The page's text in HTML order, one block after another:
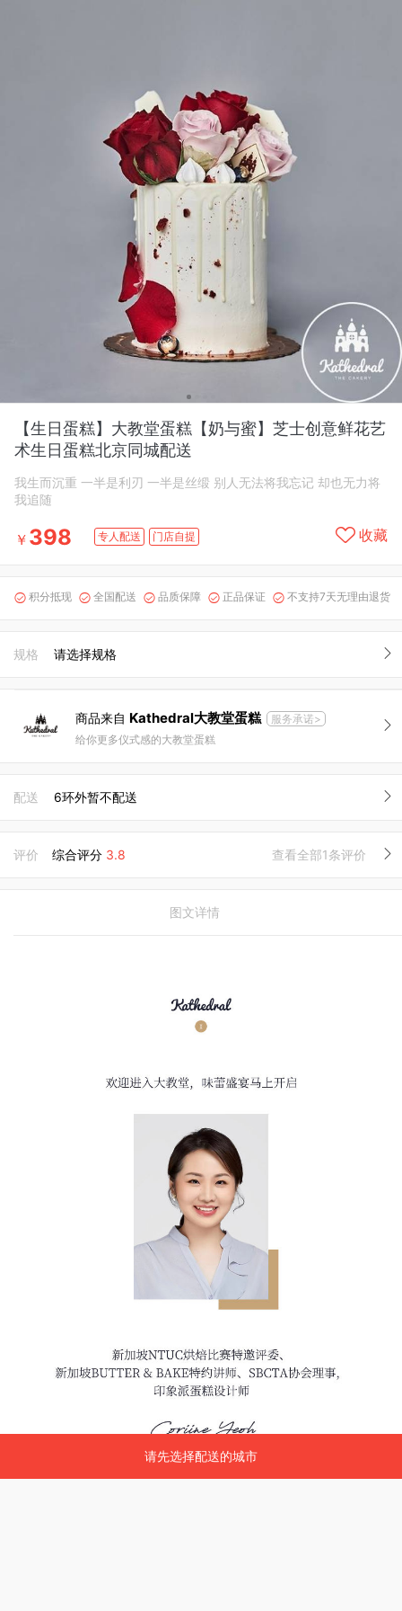
【生日蛋糕】大教堂蛋糕【奶与蜜】芝士创意鲜花艺
术生日蛋糕北京同城配送
我生而沉重 一半是利刃 一半是丝缎 别人无法将我忘记 却也无力将
我追随
￥ 398 专人配送 门店自提 收藏
 积分抵现  全国配送  品质保障  正品保证  不支持7天无理由退货
规格 请选择规格
商品来自 Kathedral大教堂蛋糕
服务承诺>
给你更多仪式感的大教堂蛋糕
配送 6环外暂不配送
评价 综合评分 3.8 查看全部1条评价
图文详情
请先选择配送的城市